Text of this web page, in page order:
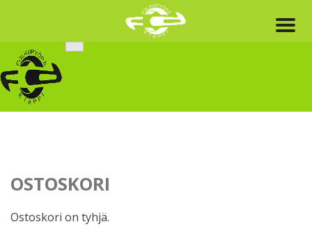
content
OSTOSKORI
Ostoskori on tyhjä.